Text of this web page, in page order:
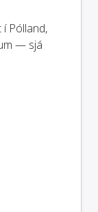
Pólland,
— sjá